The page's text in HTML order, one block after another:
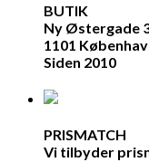
BUTIK
Ny Østergade
1101
Siden 2010
PRISMATCH
Vi tilbyder